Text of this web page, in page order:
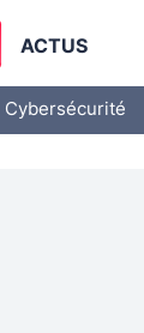
ACTUS
Cybersécurité